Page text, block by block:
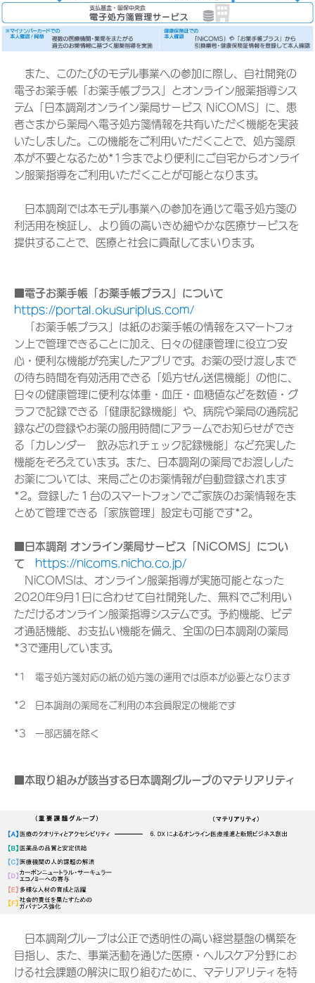
また、このたびのモデル事業への参加に際し、自社開発の
電子お薬手帳「お薬手帳プラス」とオンライン服薬指導シス
テム「日本調剤オンライン薬局サービス NiCOMS」に、患
者さまから薬局へ電子処方箋情報を共有いただく機能を実装
いたしました。この機能をご利用いただくことで、処方箋原
本が不要となるため*1今までより便利にご自宅からオンライ
ン服薬指導をご利用いただくことが可能となります。
日本調剤では本モデル事業への参加を通じて電子処方箋の
利活用を検証し、より質の高いきめ細やかな医療サービスを
提供することで、医療と社会に貢献してまいります。
■電子お薬手帳「お薬手帳プラス」について
https://portal.okusuriplus.com/
「お薬手帳プラス」は紙のお薬手帳の情報をスマートフォ
ン上で管理できることに加え、日々の健康管理に役立つ安
心・便利な機能が充実したアプリです。お薬の受け渡しまで
の待ち時間を有効活用できる「処方せん送信機能」の他に、
日々の健康管理に便利な体重・血圧・血糖値などを数値・グ
ラフで記録できる「健康記録機能」や、病院や薬局の通院記
録などの登録やお薬の服用時間にアラームでお知らせができ
る「カレンダー 飲み忘れチェック記録機能」など充実した
機能をそろえています。また、日本調剤の薬局でお渡しした
お薬については、来局ごとのお薬情報が自動登録されます
*2。登録した１台のスマートフォンでご家族のお薬情報をま
とめて管理できる「家族管理」設定も可能です*2。
■日本調剤 オンライン薬局サービス「NiCOMS」につい
て
https://nicoms.nicho.co.jp/
NiCOMSは、オンライン服薬指導が実施可能となった
2020年9月1日に合わせて自社開発した、無料でご利用い
ただけるオンライン服薬指導システムです。予約機能、ビデ
オ通話機能、お支払い機能を備え、全国の日本調剤の薬局
*3で運用しています。
*1 電子処方箋対応の紙の処方箋の運用では原本が必要となります
*2 日本調剤の薬局をご利用の本会員限定の機能です
*3 一部店舗を除く
■本取り組みが該当する日本調剤グループのマテリアリティ
日本調剤グループは公正で透明性の高い経営基盤の構築を
目指し、また、事業活動を通じた医療・ヘルスケア分野にお
ける社会課題の解決に取り組むために、マテリアリティを特